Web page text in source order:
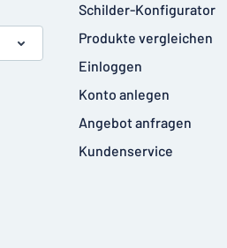
Schilder-Konfigurator
Produkte vergleichen
Einloggen
Konto anlegen
Angebot anfragen
Kundenservice